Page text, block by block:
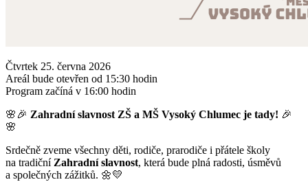
Čtvrtek 25. června 2026
Areál bude otevřen od 15:30 hodin
Program začíná v 16:00 hodin
🌸🎉 Zahradní slavnost ZŠ a MŠ Vysoký Chlumec je tady! 🎉
🌸
Srdečně zveme všechny děti, rodiče, prarodiče i přátele školy
na tradiční Zahradní slavnost, která bude plná radosti, úsměvů
a společných zážitků. 🌼💛